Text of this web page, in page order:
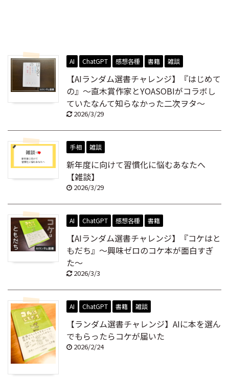
AI ChatGPT 感想各種 書籍 雑談
【AIランダム選書チャレンジ】『はじめて
の』～直木賞作家とYOASOBIがコラボし
ていたなんて知らなかった二次ヲタ～
2026/3/29
手相 雑談
新年度に向けて習慣化に悩むあなたへ
【雑談】
2026/3/29
AI ChatGPT 感想各種 書籍
【AIランダム選書チャレンジ】『コケはと
もだち』～興味ゼロのコケ本が面白すぎ
た～
2026/3/3
AI ChatGPT 書籍 雑談
【ランダム選書チャレンジ】AIに本を選ん
でもらったらコケが届いた
2026/2/24